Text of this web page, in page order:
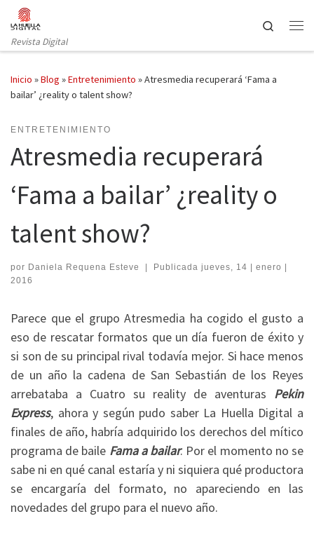
Saltar al contenido
Revista Digital
Search
Inicio »Blog »Entretenimiento »Atresmedia recuperará ‘Fama a
bailar’ ¿reality o talent show?
ENTRETENIMIENTO
Atresmedia recuperará
‘Fama a bailar’ ¿reality o
talent show?
por Daniela Requena Esteve | Publicada jueves, 14 | enero |
2016
Parece que el grupo Atresmedia ha cogido el gusto a
eso de rescatar formatos que un día fueron de éxito y
si son de su principal rival todavía mejor. Si hace menos
de un año la cadena de San Sebastián de los Reyes
arrebataba a Cuatro su reality de aventuras Pekin
Express, ahora y según pudo saber La Huella Digital a
finales de año, habría adquirido los derechos del mítico
programa de baile Fama a bailar. Por el momento no se
sabe ni en qué canal estaría y ni siquiera qué productora
se encargaría del formato, no apareciendo en las
novedades del grupo para el nuevo año.